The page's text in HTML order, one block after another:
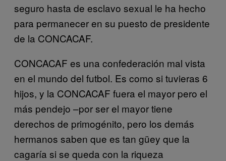
seguro hasta de esclavo sexual le ha hecho
para permanecer en su puesto de presidente
de la CONCACAF.
CONCACAF es una confederación mal vista
en el mundo del futbol. Es como si tuvieras 6
hijos, y la CONCACAF fuera el mayor pero el
más pendejo –por ser el mayor tiene
derechos de primogénito, pero los demás
hermanos saben que es tan güey que la
cagaría si se queda con la riqueza